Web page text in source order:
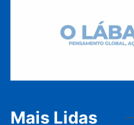
Mais Lidas